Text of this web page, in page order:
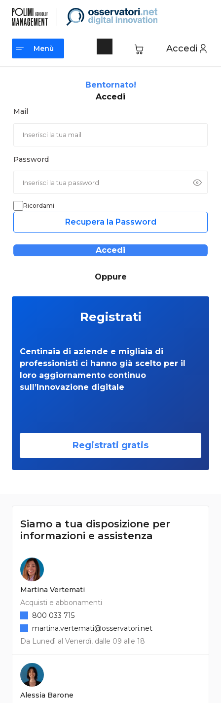
contenuto
Accedi
Menù
Bentornato!
Accedi
Mail
Password
Ricordami
Recupera la Password
Accedi
Oppure
Registrati
Centinaia di aziende e migliaia di
professionisti ci hanno già scelto per il
loro aggiornamento continuo
sull’Innovazione digitale
Registrati gratis
Siamo a tua disposizione per
informazioni e assistenza
Martina Vertemati
Acquisti e abbonamenti
Da Lunedì al Venerdì, dalle 09 alle 18
800 033 715
martina.vertemati@osservatori.net
Alessia Barone